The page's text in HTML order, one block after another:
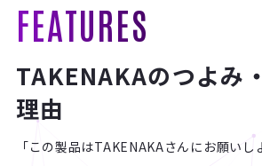
FEATURES
TAKENAKAのつよみ
理由
「この製品はTAKENAKAさんにお願い